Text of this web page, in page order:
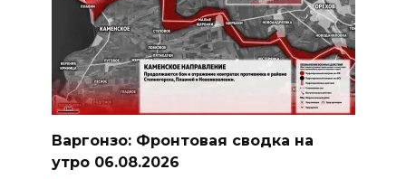
Варгонзо: Фронтовая сводка на
утро 06.08.2026